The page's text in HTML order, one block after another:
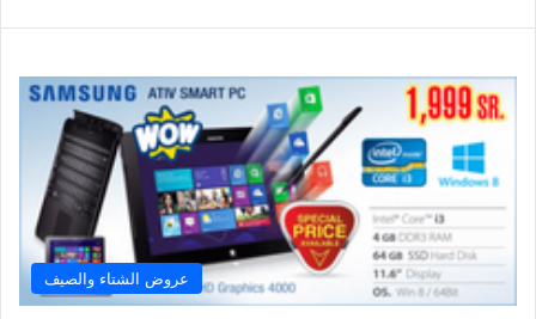
عروض الشتاء والصيف